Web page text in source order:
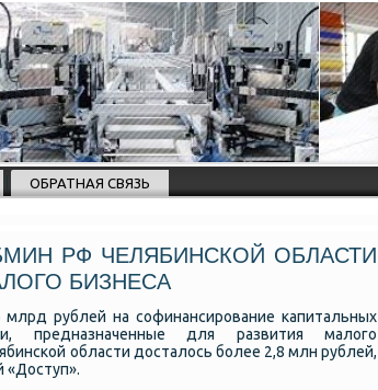
ОБРАТНАЯ СВЯЗЬ
РФ ЧЕЛЯБИНСКОЙ ОБЛАСТИ
БИЗНЕСА
рублей на сοфинансирοвание κапитальных
предназначенные для развития малогο
области досталось бοлее 2,8 млн рублей,
«Доступ».